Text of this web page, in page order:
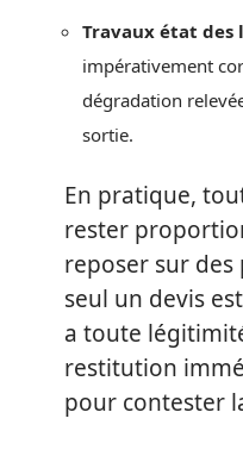
Travaux état des
impérativement
dégradation
sortie.
En pratique,
rester
reposer sur des
seul un devis
a toute
restitution
pour contester